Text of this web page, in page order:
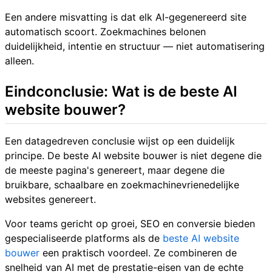
Een andere misvatting is dat elk AI-gegenereerd site
automatisch scoort. Zoekmachines belonen
duidelijkheid, intentie en structuur — niet automatisering
alleen.
Eindconclusie: Wat is de beste AI
website bouwer?
Een datagedreven conclusie wijst op een duidelijk
principe. De beste AI website bouwer is niet degene die
de meeste pagina's genereert, maar degene die
bruikbare, schaalbare en zoekmachinevrienedelijke
websites genereert.
Voor teams gericht op groei, SEO en conversie bieden
gespecialiseerde platforms als de beste AI website
bouwer een praktisch voordeel. Ze combineren de
snelheid van AI met de prestatie-eisen van de echte